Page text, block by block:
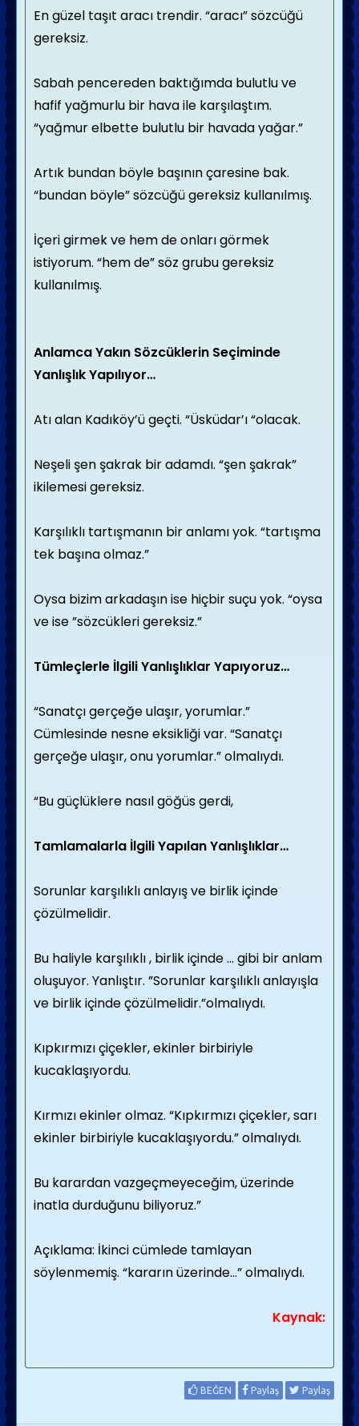
En güzel taşıt aracı trendir. “aracı” sözcüğü
gereksiz.
Sabah pencereden baktığımda bulutlu ve
hafif yağmurlu bir hava ile karşılaştım.
“yağmur elbette bulutlu bir havada yağar.”
Artık bundan böyle başının çaresine bak.
“bundan böyle” sözcüğü gereksiz kullanılmış.
İçeri girmek ve hem de onları görmek
istiyorum. “hem de” söz grubu gereksiz
kullanılmış.
Anlamca Yakın Sözcüklerin Seçiminde
Yanlışlık Yapılıyor…
Atı alan Kadıköy’ü geçti. “Üsküdar’ı “olacak.
Neşeli şen şakrak bir adamdı. “şen şakrak”
ikilemesi gereksiz.
Karşılıklı tartışmanın bir anlamı yok. “tartışma
tek başına olmaz.”
Oysa bizim arkadaşın ise hiçbir suçu yok. “oysa
ve ise ”sözcükleri gereksiz.”
Tümleçlerle İlgili Yanlışlıklar Yapıyoruz…
“Sanatçı gerçeğe ulaşır, yorumlar.”
Cümlesinde nesne eksikliği var. “Sanatçı
gerçeğe ulaşır, onu yorumlar.” olmalıydı.
“Bu güçlüklere nasıl göğüs gerdi,
Tamlamalarla İlgili Yapılan Yanlışlıklar…
Sorunlar karşılıklı anlayış ve birlik içinde
çözülmelidir.
Bu haliyle karşılıklı , birlik içinde … gibi bir anlam
oluşuyor. Yanlıştır. ”Sorunlar karşılıklı anlayışla
ve birlik içinde çözülmelidir.”olmalıydı.
Kıpkırmızı çiçekler, ekinler birbiriyle
kucaklaşıyordu.
Kırmızı ekinler olmaz. “Kıpkırmızı çiçekler, sarı
ekinler birbiriyle kucaklaşıyordu.” olmalıydı.
Bu karardan vazgeçmeyeceğim, üzerinde
inatla durduğunu biliyoruz.”
Açıklama: İkinci cümlede tamlayan
söylenmemiş. “kararın üzerinde…” olmalıydı.
Kaynak:
BEĞEN Paylaş Paylaş